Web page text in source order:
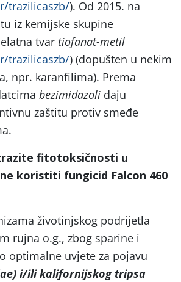
trazilicaszb/). Od 2015. na
iz kemijske skupine
tvar tiofanat-metil
trazilicaszb/) (dopušten u nekim
npr. karanfilima). Prema
bezimidazoli daju
zaštitu protiv smeđe
fitotoksičnosti u
koristiti fungicid Falcon 460
životinjskog podrijetla
rujna o.g., zbog sparine i
optimalne uvjete za pojavu
i/ili kalifornijskog tripsa